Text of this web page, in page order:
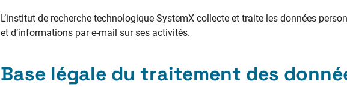
L’institut de recherche technologique SystemX collecte et traite les données
et d’informations par e-mail sur ses activités.
Base légale du traitement des